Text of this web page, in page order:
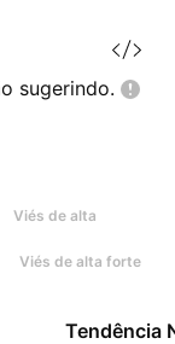
sugerindo.
Viés de alta
Viés de alta forte
Tendência